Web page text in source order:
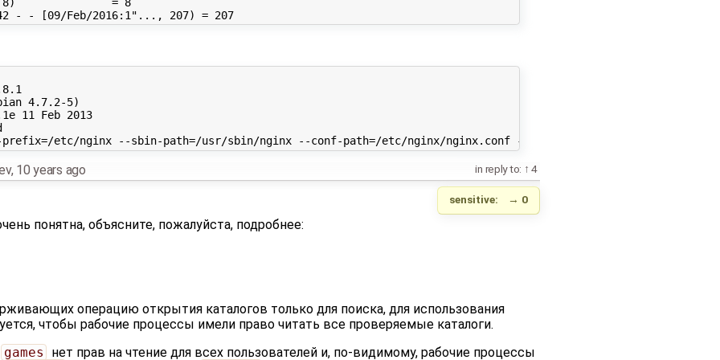
write(21, "88.201.183.42 - - [09/Feb/2016:1"..., 207) = 207
4.7.2-5)
11 Feb 2013
in reply to: 4
, 10 years ago
sensitive: → 0
понятна, объясните, пожалуйста, подробнее:
операцию открытия каталогов только для поиска, для использования
чтобы рабочие процессы имели право читать все проверяемые каталоги.
games
нет прав на чтение для всех пользователей и, по-видимому, рабочие процессы